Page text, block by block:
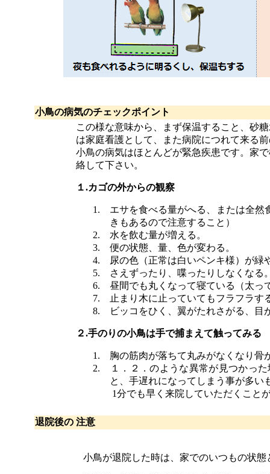
小鳥の病気のチェックポイント
この様な意味から、まず保温すること、砂
は家庭看護として、また病院につれて来る
小鳥の病気はほとんどが緊急疾患です。家
絡して下さい。
１.カゴの外からの観察
1.
エサを食べる量がへる、または全
きもあるので注意すること）
2.
水を飲む量が増える。
3.
便の状態、量、色が変わる。
4.
尿の色（正常は白いペンキ様）が緑
5.
さえずったり、喋ったりしなくなる
6.
昼間でも丸くなって寝ている（太っ
7.
止まり木に止っていてもフラフラす
8.
ビッコをひく、翼がたれさがる、
２.手のりの小鳥は手で捕まえて触ってみる
1.
胸の筋肉が落ちて丸みがなくなり骨
2.
１．２．のような異常が見つかっ
と、手遅れになってしまう事が多い
1分でも早く来院していただくことが
退院後の 注意
小鳥が退院した時は、家でのいつもの状